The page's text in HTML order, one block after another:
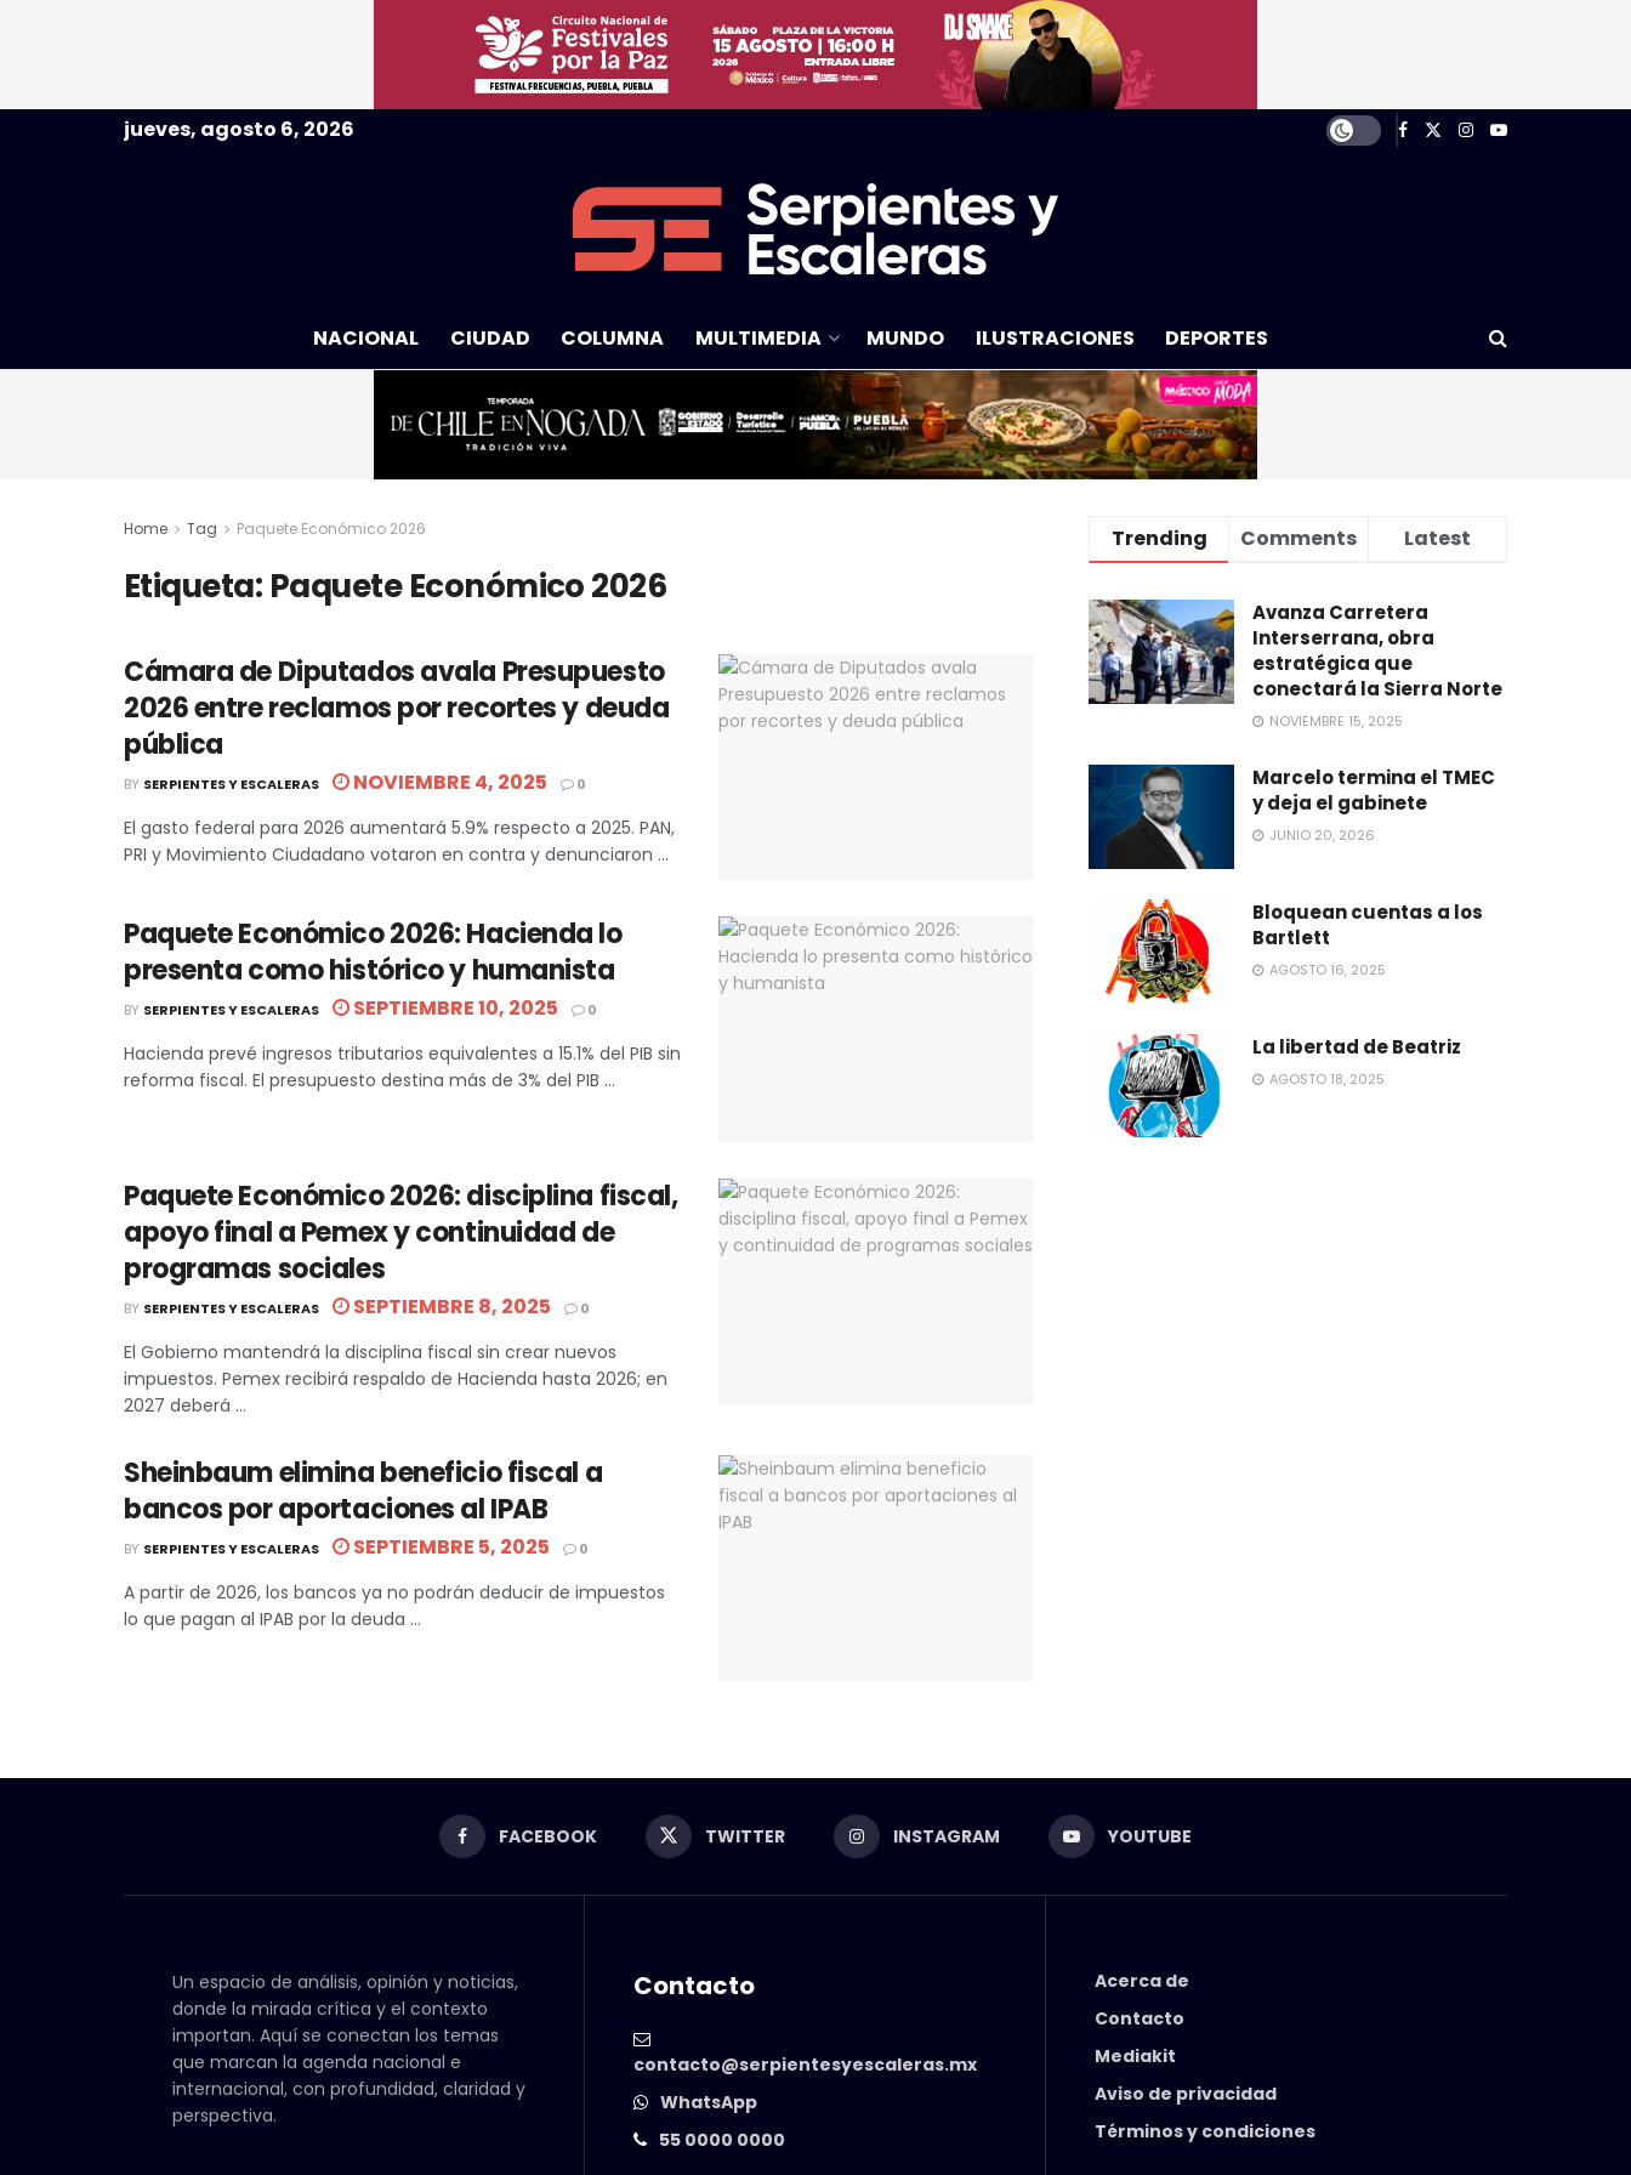
jueves, agosto 6, 2026
NACIONAL CIUDAD COLUMNA MULTIMEDIA MUNDO ILUSTRACIONES DEPORTES
Home Tag Paquete Económico 2026
Etiqueta: Paquete Económico 2026
Cámara de Diputados avala Presupuesto
2026 entre reclamos por recortes y deuda
pública
BY SERPIENTES Y ESCALERAS NOVIEMBRE 4, 2025 0
El gasto federal para 2026 aumentará 5.9% respecto a 2025. PAN,
PRI y Movimiento Ciudadano votaron en contra y denunciaron ...
Paquete Económico 2026: Hacienda lo
presenta como histórico y humanista
BY SERPIENTES Y ESCALERAS SEPTIEMBRE 10, 2025 0
Hacienda prevé ingresos tributarios equivalentes a 15.1% del PIB sin
reforma fiscal. El presupuesto destina más de 3% del PIB ...
Paquete Económico 2026: disciplina fiscal,
apoyo final a Pemex y continuidad de
programas sociales
BY SERPIENTES Y ESCALERAS SEPTIEMBRE 8, 2025 0
El Gobierno mantendrá la disciplina fiscal sin crear nuevos
impuestos. Pemex recibirá respaldo de Hacienda hasta 2026; en
2027 deberá ...
Sheinbaum elimina beneficio fiscal a
bancos por aportaciones al IPAB
BY SERPIENTES Y ESCALERAS SEPTIEMBRE 5, 2025 0
A partir de 2026, los bancos ya no podrán deducir de impuestos
lo que pagan al IPAB por la deuda ...
Trending Comments Latest
Avanza Carretera
Interserrana, obra
estratégica que
conectará la Sierra Norte
NOVIEMBRE 15, 2025
Marcelo termina el TMEC
y deja el gabinete
JUNIO 20, 2026
Bloquean cuentas a los
Bartlett
AGOSTO 16, 2025
La libertad de Beatriz
AGOSTO 18, 2025
FACEBOOK TWITTER INSTAGRAM YOUTUBE
Un espacio de análisis, opinión y noticias,
donde la mirada crítica y el contexto
importan. Aquí se conectan los temas
que marcan la agenda nacional e
internacional, con profundidad, claridad y
perspectiva.
Contacto
contacto@serpientesyescaleras.mx
WhatsApp
55 0000 0000
Acerca de
Contacto
Mediakit
Aviso de privacidad
Términos y condiciones